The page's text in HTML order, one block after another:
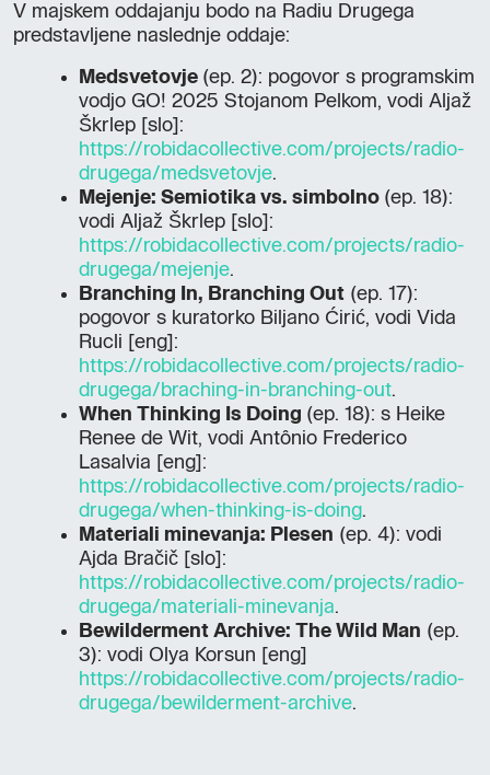
V majskem oddajanju bodo na Radiu Drugega
predstavljene naslednje oddaje:
Medsvetovje (ep. 2): pogovor s programskim
vodjo GO! 2025 Stojanom Pelkom, vodi Aljaž
Škrlep [slo]:
https://robidacollective.com/projects/radio-
drugega/medsvetovje.
Mejenje: Semiotika vs. simbolno (ep. 18):
vodi Aljaž Škrlep [slo]:
https://robidacollective.com/projects/radio-
drugega/mejenje.
Branching In, Branching Out (ep. 17):
pogovor s kuratorko Biljano Ćirić, vodi Vida
Rucli [eng]:
https://robidacollective.com/projects/radio-
drugega/braching-in-branching-out.
When Thinking Is Doing (ep. 18): s Heike
Renee de Wit, vodi Antônio Frederico
Lasalvia [eng]:
https://robidacollective.com/projects/radio-
drugega/when-thinking-is-doing.
Materiali minevanja: Plesen (ep. 4): vodi
Ajda Bračič [slo]:
https://robidacollective.com/projects/radio-
drugega/materiali-minevanja.
Bewilderment Archive: The Wild Man (ep.
3): vodi Olya Korsun [eng]
https://robidacollective.com/projects/radio-
drugega/bewilderment-archive.